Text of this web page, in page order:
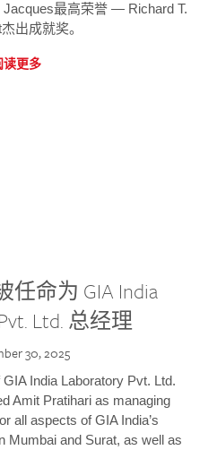
Jacques最高荣誉 — Richard T.
出成就奖。
读更多
任命为 GIA India
Ltd. 总经理
30, 2025
India Laboratory Pvt. Ltd.
Amit Pratihari as managing
all aspects of GIA India’s
Mumbai and Surat, as well as